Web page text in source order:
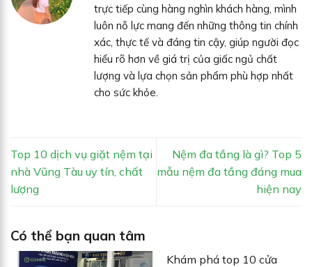
trực tiếp cùng hàng nghìn khách hàng, mình
luôn nỗ lực mang đến những thông tin chính
xác, thực tế và đáng tin cậy, giúp người đọc
hiểu rõ hơn về giá trị của giấc ngủ chất
lượng và lựa chọn sản phẩm phù hợp nhất
cho sức khỏe.
Top 10 dịch vụ giặt nệm tại
nhà Vũng Tàu uy tín, chất
lượng
Nệm đa tầng là gì? Top 5
mẫu nệm đa tầng đáng mua
hiện nay
Có thể bạn quan tâm
Khám phá top 10 cửa